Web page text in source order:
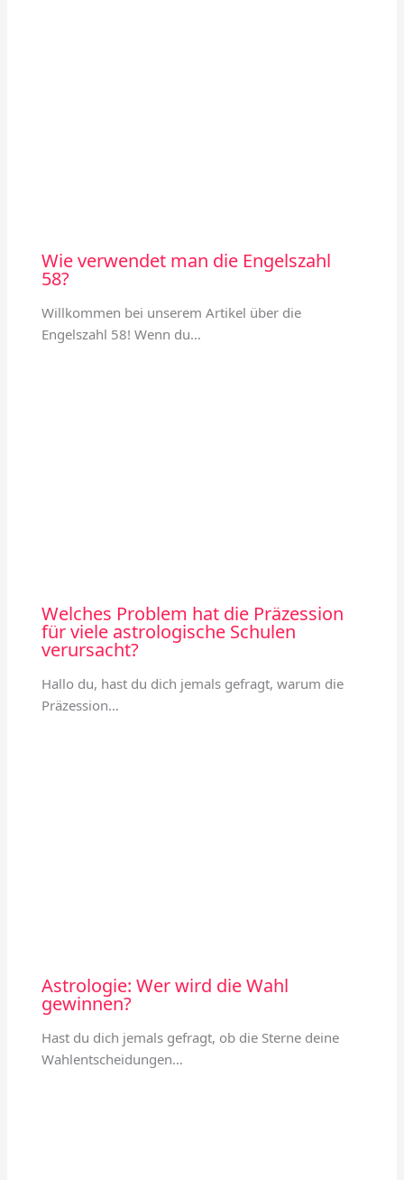
Wie verwendet man die Engelszahl
58?
Willkommen bei unserem Artikel über die
Engelszahl 58! Wenn du…
Welches Problem hat die Präzession
für viele astrologische Schulen
verursacht?
Hallo du, hast du dich jemals gefragt, warum die
Präzession…
Astrologie: Wer wird die Wahl
gewinnen?
Hast du dich jemals gefragt, ob die Sterne deine
Wahlentscheidungen…